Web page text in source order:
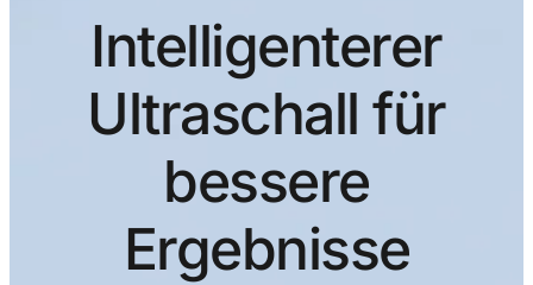
Intelligenterer
Ultraschall für
bessere
Ergebnisse